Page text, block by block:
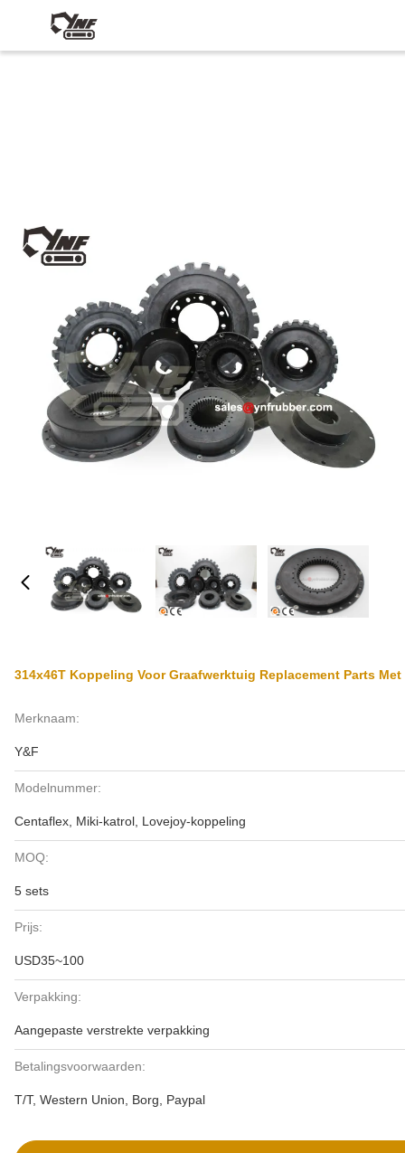
314x46T Koppeling Voor Graafwerktuig Replacement Parts
Merknaam:
Y&F
Modelnummer:
Centaflex, Miki-katrol, Lovejoy-koppeling
MOQ:
5 sets
Prijs:
USD35~100
Verpakking:
Aangepaste verstrekte verpakking
Betalingsvoorwaarden:
T/T, Western Union, Borg, Paypal